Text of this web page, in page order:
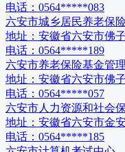
电话： 0564*****083
六安市城乡居民养老保
地址： 安徽省六安市佛
电话： 0564*****189
六安市养老保险基金管
地址： 安徽省六安市佛
电话： 0564*****057
六安市人力资源和社会
地址： 安徽省六安市金
电话： 0564*****185